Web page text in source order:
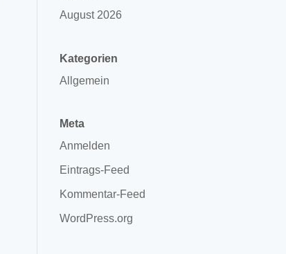
August 2026
Kategorien
Allgemein
Meta
Anmelden
Eintrags-Feed
Kommentar-Feed
WordPress.org